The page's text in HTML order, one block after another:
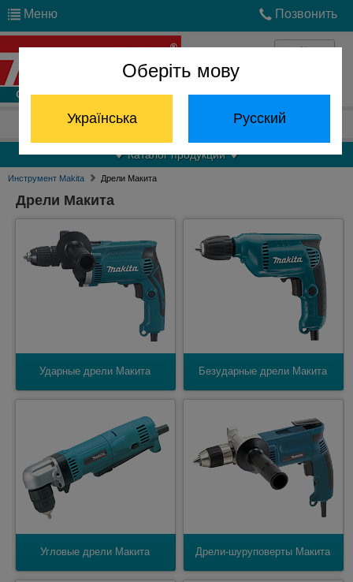
Оберіть мову
Українська Русский
Меню Позвонить
Войти
Отдел запчастей: (068) 824-24-24
Каталог продукции
Инструмент Makita Дрели Макита
Дрели Макита
Ударные дрели Макита Безударные дрели Макита
Угловые дрели Макита Дрели-шуруповерты Макита